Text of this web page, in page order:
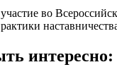
во
интересно: